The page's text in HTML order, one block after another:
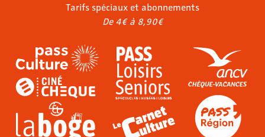
Tarifs spéciaux et abonnements
De 4€ à 8,90€